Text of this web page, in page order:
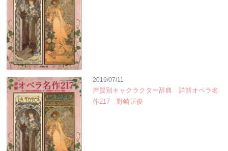
2019/07/11
声質別キャクラクター辞典 詳解オペラ名
作217 野崎正俊